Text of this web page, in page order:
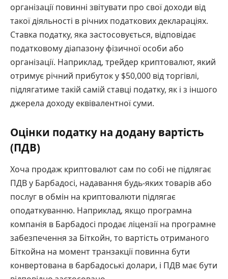
організації повинні звітувати про свої доходи від
такої діяльності в річних податкових деклараціях.
Ставка податку, яка застосовується, відповідає
податковому діапазону фізичної особи або
організації. Наприклад, трейдер криптовалют, який
отримує річний прибуток у $50,000 від торгівлі,
підлягатиме такій самій ставці податку, як і з іншого
джерела доходу еквівалентної суми.
Оцінки податку на додану вартість
(ПДВ)
Хоча продаж криптовалют сам по собі не підлягає
ПДВ у Барбадосі, надавання будь-яких товарів або
послуг в обмін на криптовалюти підлягає
оподаткуванню. Наприклад, якщо програмна
компанія в Барбадосі продає ліцензії на програмне
забезпечення за Біткойн, то вартість отриманого
Біткойна на момент транзакції повинна бути
конвертована в барбадоські долари, і ПДВ має бути